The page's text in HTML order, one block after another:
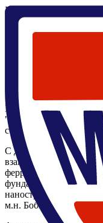
Главная
проблемы квантовой
12 декабря 2024, 14:00,
В четверг 12 декабря в
"Современные
семинар.
С докладом нга тему
взаимодействие в
ферромагнетик»
фундаментальной и
наноструктур
м.н. Бобкова И.В.).